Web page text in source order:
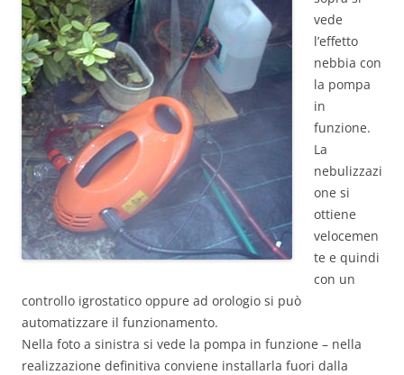
vede
l’effetto
nebbia con
la pompa
in
funzione.
La
nebulizzazi
one si
ottiene
velocemen
te e quindi
con un
controllo igrostatico oppure ad orologio si può
automatizzare il funzionamento.
Nella foto a sinistra si vede la pompa in funzione – nella
realizzazione definitiva conviene installarla fuori dalla